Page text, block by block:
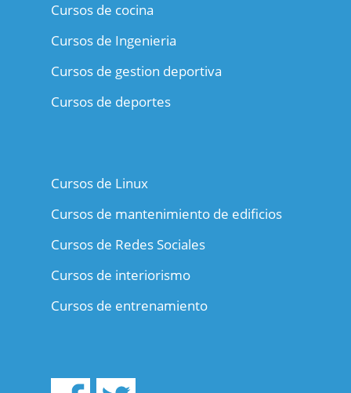
Cursos de cocina
Cursos de Ingenieria
Cursos de gestion deportiva
Cursos de deportes
Cursos de Linux
Cursos de mantenimiento de edificios
Cursos de Redes Sociales
Cursos de interiorismo
Cursos de entrenamiento